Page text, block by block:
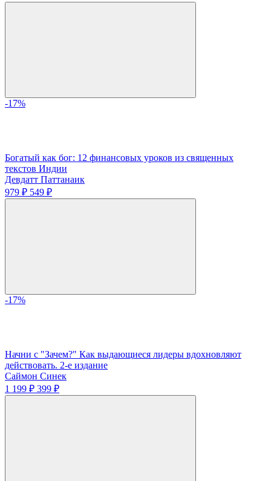
-17%
Богатый как бог: 12 финансовых уроков из священных
текстов Индии
Девдатт Паттанаик
979 ₽ 549 ₽
-17%
Начни с "Зачем?" Как выдающиеся лидеры вдохновляют
действовать. 2-е издание
Саймон Синек
1 199 ₽ 399 ₽